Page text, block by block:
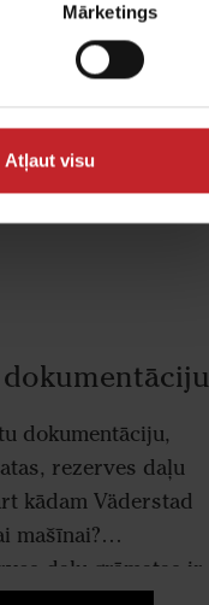
Mārketings
Atļaut visu
dokumentāciju,
rezerves daļu
kādam Väderstad
mašīnai?
daļu grāmatas ir